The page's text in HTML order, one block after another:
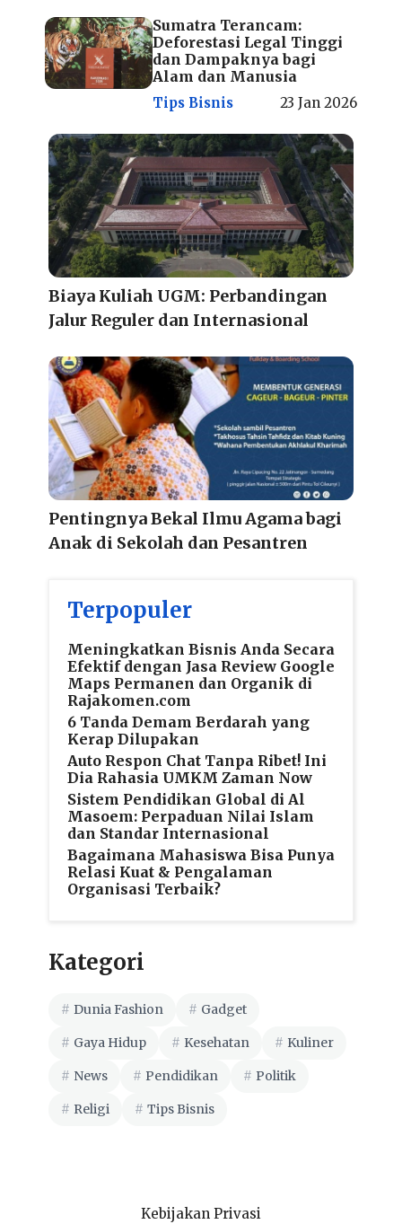
Sumatra Terancam:
Deforestasi Legal Tinggi
dan Dampaknya bagi
Alam dan Manusia
Tips Bisnis 23 Jan 2026
Biaya Kuliah UGM: Perbandingan
Jalur Reguler dan Internasional
Pentingnya Bekal Ilmu Agama bagi
Anak di Sekolah dan Pesantren
Terpopuler
Meningkatkan Bisnis Anda Secara
Efektif dengan Jasa Review Google
Maps Permanen dan Organik di
Rajakomen.com
6 Tanda Demam Berdarah yang
Kerap Dilupakan
Auto Respon Chat Tanpa Ribet! Ini
Dia Rahasia UMKM Zaman Now
Sistem Pendidikan Global di Al
Masoem: Perpaduan Nilai Islam
dan Standar Internasional
Bagaimana Mahasiswa Bisa Punya
Relasi Kuat & Pengalaman
Organisasi Terbaik?
Kategori
Dunia Fashion Gadget
Gaya Hidup Kesehatan Kuliner
News Pendidikan Politik
Religi Tips Bisnis
Kebijakan Privasi